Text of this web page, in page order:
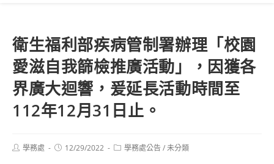
衛生福利部疾病管制署辦理「校園
愛滋自我篩檢推廣活動」，因獲各
界廣大迴響，爰延長活動時間至
112年12月31日止。
Post學務處
Post12/29/2022
Post學務處公告/未分類